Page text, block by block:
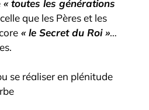
« toutes les générations
que les Pères et les
« le Secret du Roi »…
se réaliser en plénitude